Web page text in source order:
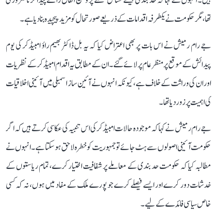
تھا، مگر حکومت نے یکطرفہ اقدامات کے ذریعے صورتحال کو مزید پیچیدہ بنا دیا ہے۔
جے رام رمیش نے اس بات پر بھی اعتراض کیا کہ یہ بل ڈاکٹر بھیم راؤ امبیڈکر کی یوم
پیدائش کے موقع پر منظر عام پر لائے گئے۔ ان کے مطابق یہ اقدام امبیڈکر کے نظریات
اور ان کی وراثت کے خلاف ہے، کیونکہ انہوں نے آئین ساز اسمبلی میں آئینی اخلاقیات
کی اہمیت پر زور دیا تھا۔
جے رام رمیش نے کہا کہ موجودہ حالات امبیڈکر کی اس تنبیہ کی عکاسی کرتے ہیں کہ اگر
حکومت آئینی اصولوں سے ہٹ جائے تو جمہوریت کو خطرہ لاحق ہو سکتا ہے۔ انہوں نے
مطالبہ کیا کہ حکومت حد بندی کے معاملے پر شفافیت اختیار کرے، تمام ریاستوں کے
خدشات دور کرے اور ایسے فیصلے کرے جو پورے ملک کے مفاد میں ہوں، نہ کہ کسی
خاص سیاسی فائدے کے لیے۔